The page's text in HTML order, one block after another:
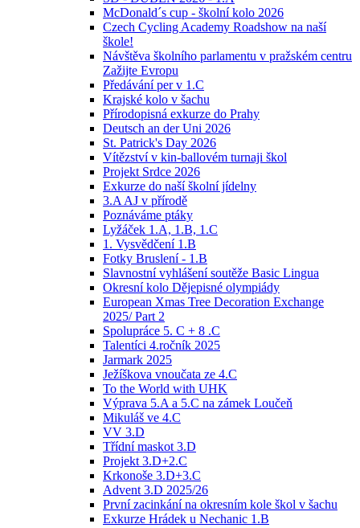
McDonald´s cup - školní kolo 2026
Czech Cycling Academy Roadshow na naší
škole!
Návštěva školního parlamentu v pražském centru
Zažijte Evropu
Předávání per v 1.C
Krajské kolo v šachu
Přírodopisná exkurze do Prahy
Deutsch an der Uni 2026
St. Patrick's Day 2026
Vítězství v kin-ballovém turnaji škol
Projekt Srdce 2026
Exkurze do naší školní jídelny
3.A AJ v přírodě
Poznáváme ptáky
Lyžáček 1.A, 1.B, 1.C
1. Vysvědčení 1.B
Fotky Bruslení - 1.B
Slavnostní vyhlášení soutěže Basic Lingua
Okresní kolo Dějepisné olympiády
European Xmas Tree Decoration Exchange
2025/ Part 2
Spolupráce 5. C + 8 .C
Talentíci 4.ročník 2025
Jarmark 2025
Ježíškova vnoučata ze 4.C
To the World with UHK
Výprava 5.A a 5.C na zámek Loučeň
Mikuláš ve 4.C
VV 3.D
Třídní maskot 3.D
Projekt 3.D+2.C
Krkonoše 3.D+3.C
Advent 3.D 2025/26
První zacinkání na okresním kole škol v šachu
Exkurze Hrádek u Nechanic 1.B